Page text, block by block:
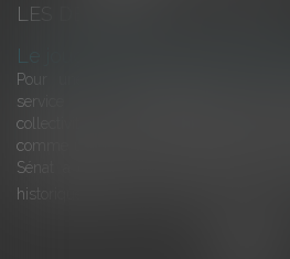
LES DERNIÈRES ACTUALITÉS
Le joug léger des monuments
Pour une gestion patrimoniale des
service du développement
collectivités Le monument
comme une charge. Le rapport que la
Sénat a consacré, en juillet 2026, à
historiques invite à y voir aussi une